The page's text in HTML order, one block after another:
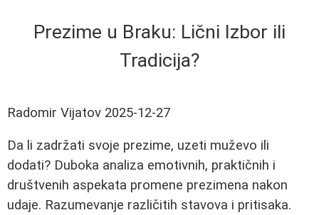
Prezime u Braku: Lični Izbor ili
Tradicija?
Radomir Vijatov 2025-12-27
Da li zadržati svoje prezime, uzeti muževo ili
dodati? Duboka analiza emotivnih, praktičnih i
društvenih aspekata promene prezimena nakon
udaje. Razumevanje različitih stavova i pritisaka.